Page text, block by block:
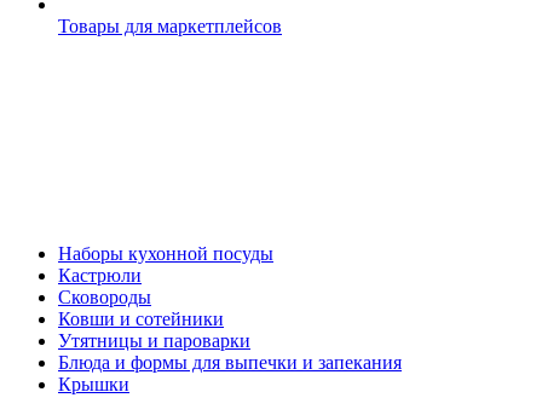
Товары для маркетплейсов
Наборы кухонной посуды
Кастрюли
Сковороды
Ковши и сотейники
Утятницы и пароварки
Блюда и формы для выпечки и запекания
Крышки